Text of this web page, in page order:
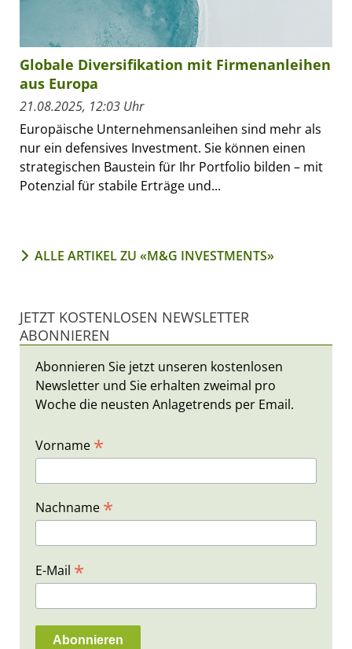
Globale Diversifikation mit Firmenanleihen
aus Europa
21.08.2025, 12:03 Uhr
Europäische Unternehmensanleihen sind mehr als
nur ein defensives Investment. Sie können einen
strategischen Baustein für Ihr Portfolio bilden – mit
Potenzial für stabile Erträge und...
ALLE ARTIKEL ZU «M&G INVESTMENTS»
JETZT KOSTENLOSEN NEWSLETTER
ABONNIEREN
Abonnieren Sie jetzt unseren kostenlosen
Newsletter und Sie erhalten zweimal pro
Woche die neusten Anlagetrends per Email.
Vorname *
Nachname *
E-Mail *